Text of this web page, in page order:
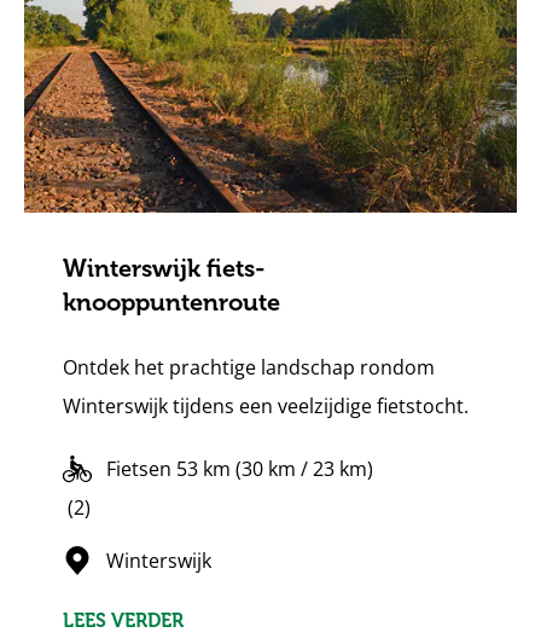
Winterswijk fiets-
knooppuntenroute
Ontdek het prachtige landschap rondom
Winterswijk tijdens een veelzijdige fietstocht.
Fietsen 53 km (30 km / 23 km)
5
sterren
(2)
Winterswijk
LEES VERDER